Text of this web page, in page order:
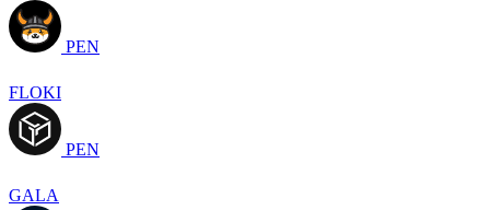
PEN
FLOKI
PEN
GALA